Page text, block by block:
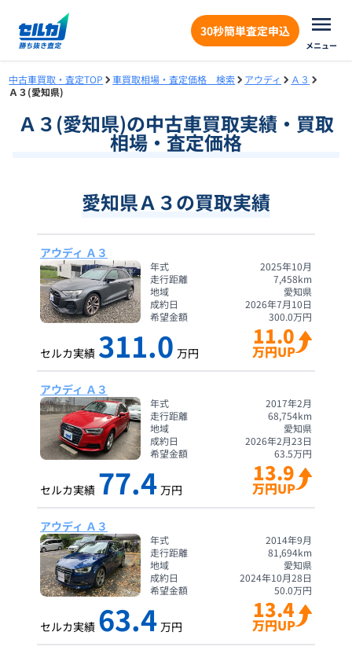
30秒簡単査定申込
メニュー
中古車買取・査定TOP 車買取相場・査定価格 検索 アウディ
Ａ３
Ａ３(愛知県)
Ａ３ (愛知県)の中古車買取実績・買取
相場・査定価格
愛知県Ａ３の買取実績
アウディ Ａ３
年式
2025年10月
走行距離
7,458km
地域
愛知県
成約日
2026年7月10日
希望金額
300.0万円
セルカ実績 311.0 万円
11.0
万円UP
アウディ Ａ３
年式
2017年2月
走行距離
68,754km
地域
愛知県
成約日
2026年2月23日
希望金額
63.5万円
セルカ実績 77.4 万円
13.9
万円UP
アウディ Ａ３
年式
2014年9月
走行距離
81,694km
地域
愛知県
成約日
2024年10月28日
希望金額
50.0万円
セルカ実績 63.4 万円
13.4
万円UP